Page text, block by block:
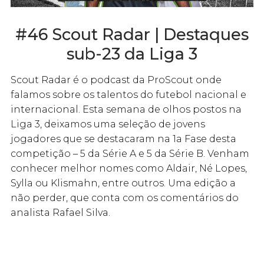
#46 Scout Radar | Destaques
sub-23 da Liga 3
Scout Radar é o podcast da ProScout onde
falamos sobre os talentos do futebol nacional e
internacional. Esta semana de olhos postos na
Liga 3, deixamos uma seleção de jovens
jogadores que se destacaram na 1a Fase desta
competição – 5 da Série A e 5 da Série B. Venham
conhecer melhor nomes como Aldair, Né Lopes,
Sylla ou Klismahn, entre outros. Uma edição a
não perder, que conta com os comentários do
analista Rafael Silva.